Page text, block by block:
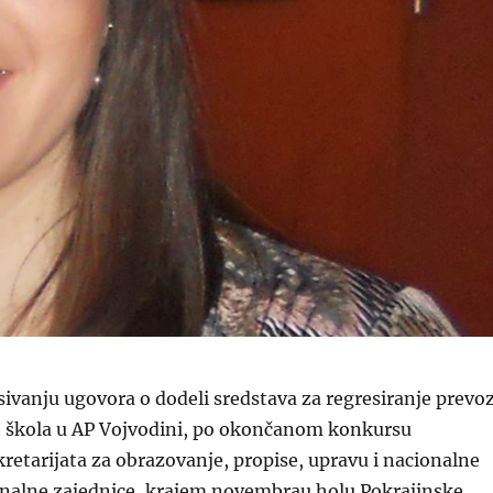
ugovora o dodeli sredstava za regresiranje
u AP Vojvodini, po okončanom konkursu
za obrazovanje, propise, upravu i nacionalne